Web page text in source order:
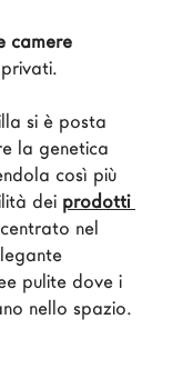
camere
si è posta
la genetica
così più
dei prodotti
nel
pulite dove i
nello spazio.